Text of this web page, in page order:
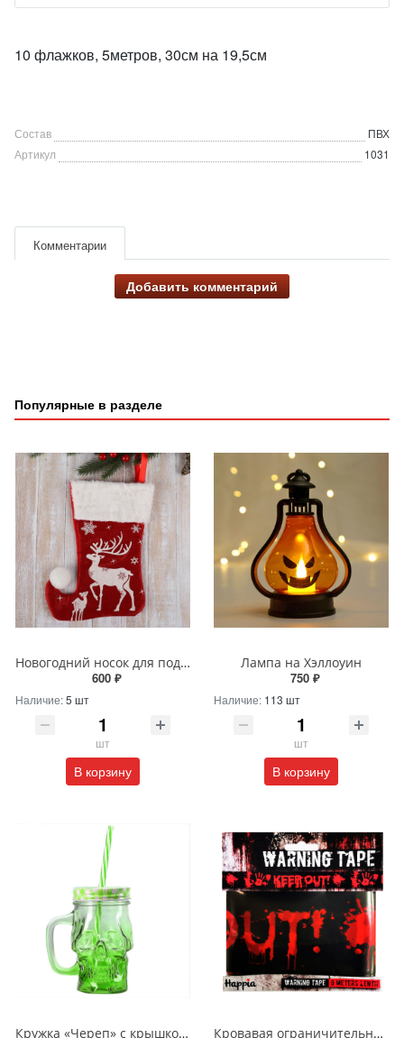
10 флажков, 5метров, 30см на 19,5см
Состав
ПВХ
Артикул
1031
Комментарии
Добавить комментарий
Популярные в разделе
Новогодний носок для подарков с оленем
600 ₽
Наличие:5 шт
шт
В корзину
Лампа на Хэллоуин
750 ₽
Наличие: 113 шт
шт
В корзину
Кружка «Череп» с крышкой и трубочкой Кровавая ограничительная лента «Keep out»